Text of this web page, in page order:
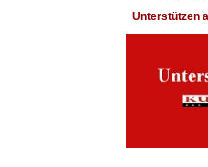
Unterstützen